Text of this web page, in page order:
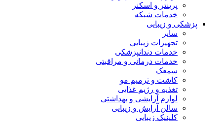
پرینتر و اسکنر
خدمات شبکه
پزشکی و زیبایی
سایر
تجهیزات زیبایی
خدمات دندانپزشکی
خدمات درمانی و مراقبتی
سمعک
کاشت و ترمیم مو
تغذیه و رژیم غذایی
لوازم آرایشی و بهداشتی
سالن آرایش و زیبایی
کلینیک زیبایی